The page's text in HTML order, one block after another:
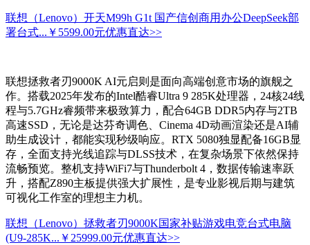
联想（Lenovo）开天M99h G1t 国产信创商用办公DeepSeek部
署台式... ￥5599.00元优惠直达>>
联想拯救者刃9000K AI元启则是面向高端创意市场的旗舰之
作。搭载2025年发布的Intel酷睿Ultra 9 285K处理器，24核24线
程与5.7GHz睿频带来极致算力，配合64GB DDR5内存与2TB
高速SSD，无论是达芬奇调色、Cinema 4D动画渲染还是AI辅
助生成设计，都能实现秒级响应。RTX 5080独显配备16GB显
存，全面支持光线追踪与DLSS技术，在复杂场景下依然保持
流畅预览。整机支持WiFi7与Thunderbolt 4，数据传输速率跃
升，搭配Z890主板提供强大扩展性，是专业影视后期与建筑
可视化工作室的理想主力机。
联想（Lenovo）拯救者刃9000K国家补贴游戏电竞台式电脑
(U9-285K... ￥25999.00元优惠直达>>